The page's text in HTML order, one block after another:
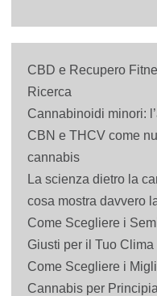
CBD e Recupero
Ricerca
Cannabinoidi minori:
CBN e THCV come
cannabis
La scienza dietro la
cosa mostra davvero
Come Scegliere i
Giusti per il Tuo Clima
Come Scegliere i
Cannabis per